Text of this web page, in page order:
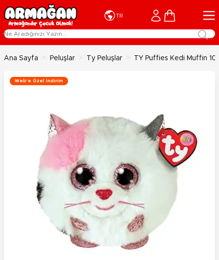
İçeriğe geç
TR Cart
Ana Sayfa > Peluşlar > Ty Peluşlar > TY Puffies Kedi Muffin 10
Web'e Özel İndirim